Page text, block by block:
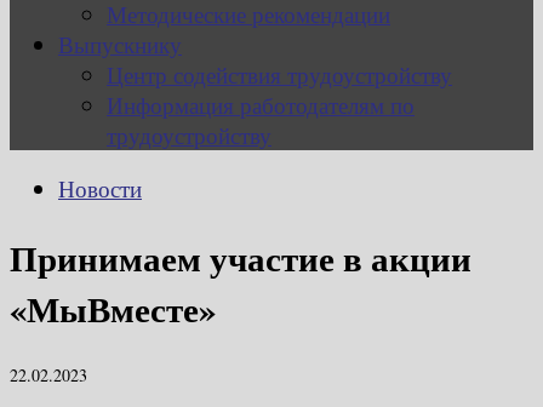
Методические рекомендации
Выпускнику
Центр содействия трудоустройству
Информация работодателям по
трудоустройству
Новости
Принимаем участие в акции
«МыВместе»
22.02.2023